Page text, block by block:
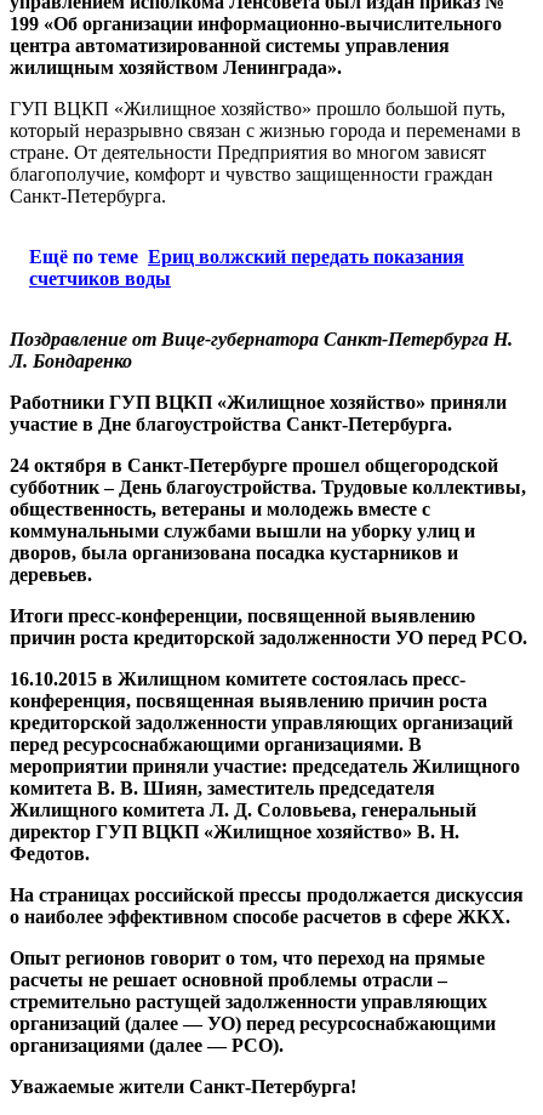
199 «Об организации информационно-вычислительного
центра автоматизированной системы управления
жилищным хозяйством Ленинграда».
ГУП ВЦКП «Жилищное хозяйство» прошло большой путь,
который неразрывно связан с жизнью города и переменами в
стране. От деятельности Предприятия во многом зависят
благополучие, комфорт и чувство защищенности граждан
Санкт-Петербурга.
Ещё по теме Ериц волжский передать показания
счетчиков воды
Поздравление от Вице-губернатора Санкт-Петербурга Н.
Л. Бондаренко
Работники ГУП ВЦКП «Жилищное хозяйство» приняли
участие в Дне благоустройства Санкт-Петербурга.
24 октября в Санкт-Петербурге прошел общегородской
субботник – День благоустройства. Трудовые коллективы,
общественность, ветераны и молодежь вместе с
коммунальными службами вышли на уборку улиц и
дворов, была организована посадка кустарников и
деревьев.
Итоги пресс-конференции, посвященной выявлению
причин роста кредиторской задолженности УО перед РСО.
16.10.2015 в Жилищном комитете состоялась пресс-
конференция, посвященная выявлению причин роста
кредиторской задолженности управляющих организаций
перед ресурсоснабжающими организациями. В
мероприятии приняли участие: председатель Жилищного
комитета В. В. Шиян, заместитель председателя
Жилищного комитета Л. Д. Соловьева, генеральный
директор ГУП ВЦКП «Жилищное хозяйство» В. Н.
Федотов.
На страницах российской прессы продолжается дискуссия
о наиболее эффективном способе расчетов в сфере ЖКХ.
Опыт регионов говорит о том, что переход на прямые
расчеты не решает основной проблемы отрасли –
стремительно растущей задолженности управляющих
организаций (далее — УО) перед ресурсоснабжающими
организациями (далее — РСО).
Уважаемые жители Санкт-Петербурга!